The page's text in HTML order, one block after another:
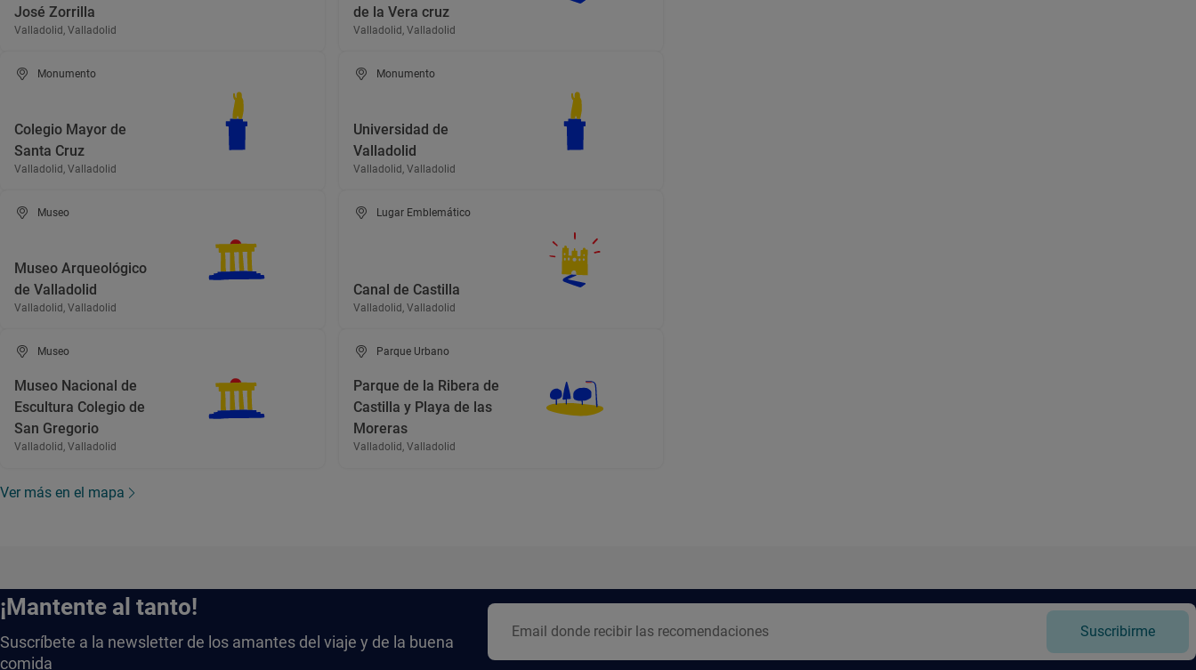
José Zorrilla
Valladolid, Valladolid
de la Vera cruz
Valladolid, Valladolid
Monumento
Colegio Mayor de
Santa Cruz
Valladolid, Valladolid
Monumento
Universidad de
Valladolid
Valladolid, Valladolid
Museo
Museo Arqueológico
de Valladolid
Valladolid, Valladolid
Lugar Emblemático
Canal de Castilla
Valladolid, Valladolid
Museo
Museo Nacional de
Escultura Colegio de
San Gregorio
Valladolid, Valladolid
Parque Urbano
Parque de la Ribera de
Castilla y Playa de las
Moreras
Valladolid, Valladolid
Ver más en el mapa
¡Mantente al tanto!
Suscríbete a la newsletter de los amantes del viaje y de la buena
comida
Suscribirme